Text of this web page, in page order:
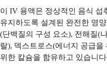
이 IV 용액은 정상적인 음식 섭
유지하도록 설계된 완전한 영
(단백질의 구성 요소), 전해질(
랄), 덱스트로스(에너지 공급을
위한 칼슘을 함유하고 있습니